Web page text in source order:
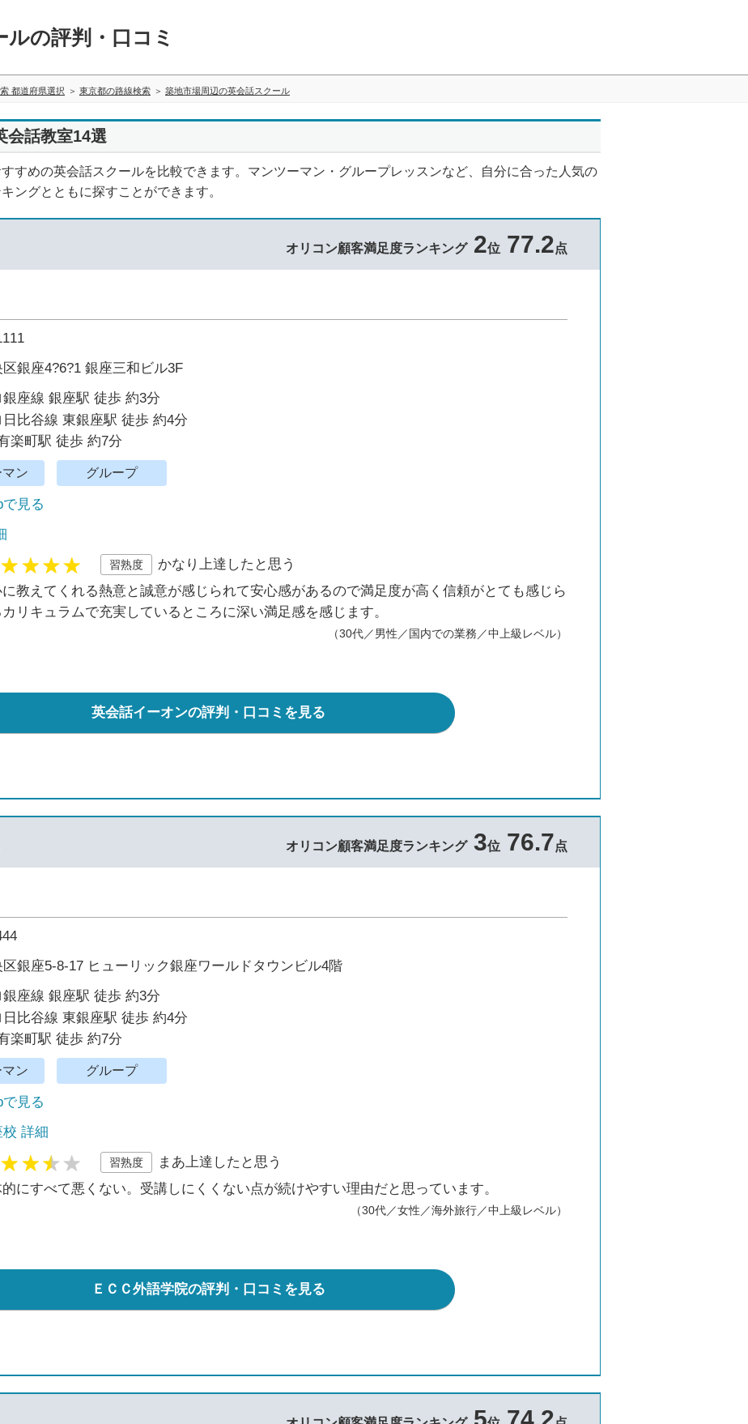
ルの評判・口コミ
都道府県選択 東京都の路線検索 築地市場周辺の英会話スクール
会話教室14選
すめの英会話スクールを比較できます。マンツーマン・グループレッスンなど、自分に合った人気の
ングとともに探すことができます。
オリコン顧客満足度ランキング2位 77.2点
銀座4?6?1 銀座三和ビル3F
座線 銀座駅 徒歩 約3分
比谷線 東銀座駅 徒歩 約4分
楽町駅 徒歩 約7分
ン グループ
見る
習熟度
かなり上達したと思う
教えてくれる熱意と誠意が感じられて安心感があるので満足度が高く信頼がとても感じら
リキュラムで充実しているところに深い満足感を感じます。
（30代／男性／国内での業務／中上級レベル）
英会話イーオンの評判・口コミを見る
オリコン顧客満足度ランキング3位 76.7点
銀座5-8-17 ヒューリック銀座ワールドタウンビル4階
座線 銀座駅 徒歩 約3分
比谷線 東銀座駅 徒歩 約4分
楽町駅 徒歩 約7分
ン グループ
見る
校 詳細
習熟度
まあ上達したと思う
にすべて悪くない。受講しにくくない点が続けやすい理由だと思っています。
（30代／女性／海外旅行／中上級レベル）
ＥＣＣ外語学院の評判・口コミを見る